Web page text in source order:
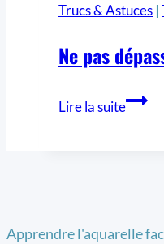
Trucs & Astuces |
Ne pas
Lire la suite
Apprendre l'aquarelle